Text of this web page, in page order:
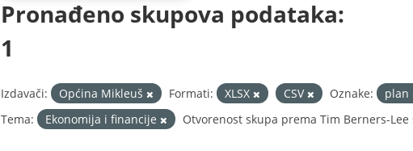
Pronađeno skupova podataka:
1
Izdavači: Općina Mikleuš Formati: XLSX CSV Oznake: plan
Tema:
Ekonomija i financije Otvorenost skupa prema Tim Berners-Lee